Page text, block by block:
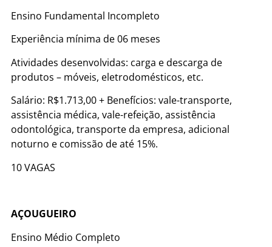
Ensino Fundamental Incompleto
Experiência mínima de 06 meses
Atividades desenvolvidas: carga e descarga de
produtos – móveis, eletrodomésticos, etc.
Salário: R$1.713,00 + Benefícios: vale-transporte,
assistência médica, vale-refeição, assistência
odontológica, transporte da empresa, adicional
noturno e comissão de até 15%.
10 VAGAS
AÇOUGUEIRO
Ensino Médio Completo